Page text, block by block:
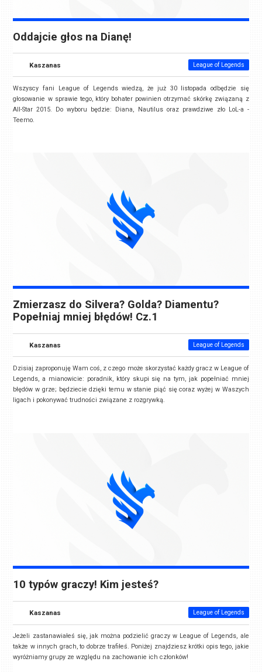
Oddajcie głos na Dianę!
Kaszanas League of Legends
Wszyscy fani League of Legends wiedzą, że już 30 listopada odbędzie się
głosowanie w sprawie tego, który bohater powinien otrzymać skórkę związaną z
All-Star 2015. Do wyboru będzie: Diana, Nautilus oraz prawdziwe zło LoL-a -
Teemo.
Zmierzasz do Silvera? Golda? Diamentu?
Popełniaj mniej błędów! Cz.1
Kaszanas League of Legends
Dzisiaj zaproponuję Wam coś, z czego może skorzystać każdy gracz w League of
Legends, a mianowicie: poradnik, który skupi się na tym, jak popełniać mniej
błędów w grze; będziecie dzięki temu w stanie piąć się coraz wyżej w Waszych
ligach i pokonywać trudności związane z rozgrywką.
10 typów graczy! Kim jesteś?
Kaszanas League of Legends
Jeżeli zastanawiałeś się, jak można podzielić graczy w League of Legends, ale
także w innych grach, to dobrze trafiłeś. Poniżej znajdziesz krótki opis tego, jakie
wyróżniamy grupy ze względu na zachowanie ich członków!